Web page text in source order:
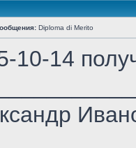
Diploma di Merito
10-14